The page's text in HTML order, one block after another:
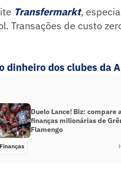
Transfermarkt,
Transações de custo
dinheiro dos clubes da
Duelo Lance! Biz: compare
finanças milionárias de
Flamengo
Finanças